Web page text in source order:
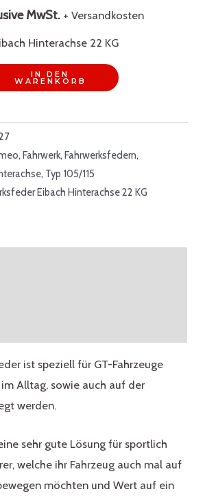
MwSt. + Versandkosten
Hinterachse 22 KG
IN DEN
WARENKORB
,Fahrwerk,Fahrwerksfedern,
, Typ 105/115
Eibach Hinterachse 22 KG
ist speziell für GT-Fahrzeuge
Alltag, sowie auch auf der
werden.
sehr gute Lösung für sportlich
welche ihr Fahrzeug auch mal auf
möchten und Wert auf ein